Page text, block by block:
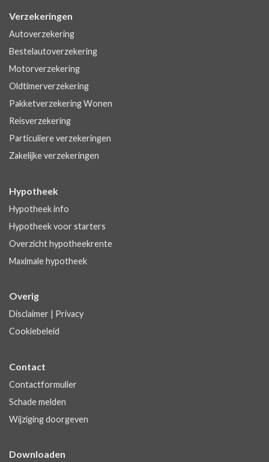
Verzekeringen
Autoverzekering
Bestelautoverzekering
Motorverzekering
Oldtimerverzekering
Pakketverzekering Wonen
Reisverzekering
Particuliere verzekeringen
Zakelijke verzekeringen
Hypotheek
Hypotheek info
Hypotheek voor starters
Overzicht hypotheekrente
Maximale hypotheek
Overig
Disclaimer | Privacy
Cookiebeleid
Contact
Contactformulier
Schade melden
Wijziging doorgeven
Downloaden